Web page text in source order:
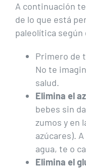
A continuación
de lo que está
paleolítica según
Primero de
No te
salud.
Elimina el
bebes sin
zumos y en
azúcares).
agua, te o
Elimina el